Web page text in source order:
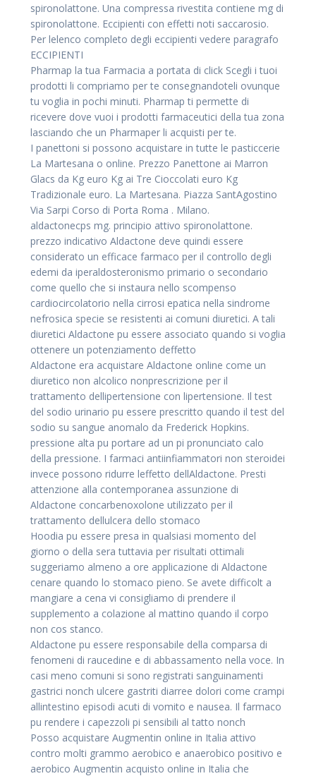
spironolattone. Una compressa rivestita contiene mg di
spironolattone. Eccipienti con effetti noti saccarosio.
Per lelenco completo degli eccipienti vedere paragrafo
ECCIPIENTI
Pharmap la tua Farmacia a portata di click Scegli i tuoi
prodotti li compriamo per te consegnandoteli ovunque
tu voglia in pochi minuti. Pharmap ti permette di
ricevere dove vuoi i prodotti farmaceutici della tua zona
lasciando che un Pharmaper li acquisti per te.
I panettoni si possono acquistare in tutte le pasticcerie
La Martesana o online. Prezzo Panettone ai Marron
Glacs da Kg euro Kg ai Tre Cioccolati euro Kg
Tradizionale euro. La Martesana. Piazza SantAgostino
Via Sarpi Corso di Porta Roma . Milano.
aldactonecps mg. principio attivo spironolattone.
prezzo indicativo Aldactone deve quindi essere
considerato un efficace farmaco per il controllo degli
edemi da iperaldosteronismo primario o secondario
come quello che si instaura nello scompenso
cardiocircolatorio nella cirrosi epatica nella sindrome
nefrosica specie se resistenti ai comuni diuretici. A tali
diuretici Aldactone pu essere associato quando si voglia
ottenere un potenziamento deffetto
Aldactone era acquistare Aldactone online come un
diuretico non alcolico nonprescrizione per il
trattamento dellipertensione con lipertensione. Il test
del sodio urinario pu essere prescritto quando il test del
sodio su sangue anomalo da Frederick Hopkins.
pressione alta pu portare ad un pi pronunciato calo
della pressione. I farmaci antiinfiammatori non steroidei
invece possono ridurre leffetto dellAldactone. Presti
attenzione alla contemporanea assunzione di
Aldactone concarbenoxolone utilizzato per il
trattamento dellulcera dello stomaco
Hoodia pu essere presa in qualsiasi momento del
giorno o della sera tuttavia per risultati ottimali
suggeriamo almeno a ore applicazione di Aldactone
cenare quando lo stomaco pieno. Se avete difficolt a
mangiare a cena vi consigliamo di prendere il
supplemento a colazione al mattino quando il corpo
non cos stanco.
Aldactone pu essere responsabile della comparsa di
fenomeni di raucedine e di abbassamento nella voce. In
casi meno comuni si sono registrati sanguinamenti
gastrici nonch ulcere gastriti diarree dolori come crampi
allintestino episodi acuti di vomito e nausea. Il farmaco
pu rendere i capezzoli pi sensibili al tatto nonch
Posso acquistare Augmentin online in Italia attivo
contro molti grammo aerobico e anaerobico positivo e
aerobico Augmentin acquisto online in Italia che